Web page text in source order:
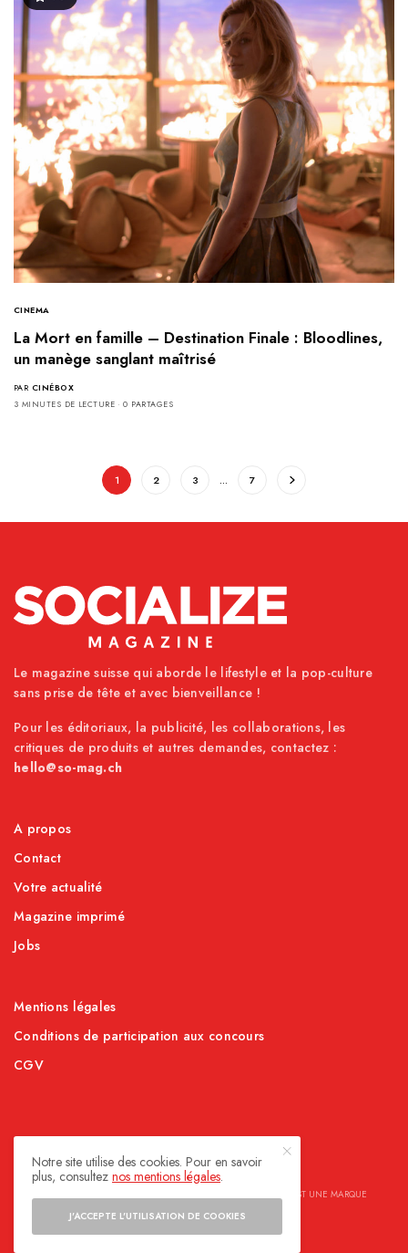
CINEMA
La Mort en famille – Destination Finale : Bloodlines,
un manège sanglant maîtrisé
PAR CINÉBOX
3 MINUTES DE LECTURE
0 PARTAGES
1 2 3 … 7
Le magazine suisse qui aborde le lifestyle et la pop-culture
sans prise de tête et avec bienveillance !
Pour les éditoriaux, la publicité, les collaborations, les
critiques de produits et autres demandes, contactez :
hello@so-mag.ch
A propos
Contact
Votre actualité
Magazine imprimé
Jobs
Mentions légales
Conditions de participation aux concours
CGV
© SOCIALIZE MAGAZINE. TOUT DROIT RÉSERVÉ. SOCIALIZE EST UNE MARQUE
Notre site utilise des cookies. Pour en savoir
plus, consulteznos mentions légales.
J'ACCEPTE L'UTILISATION DE COOKIES